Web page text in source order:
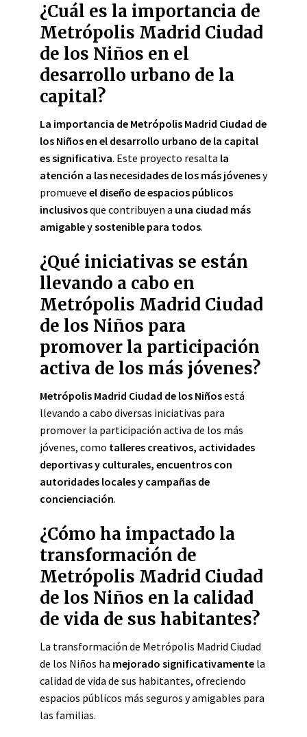
¿Cuál es la importancia de
Metrópolis Madrid Ciudad
de los Niños en el
desarrollo urbano de la
capital?
La importancia de Metrópolis Madrid Ciudad de
los Niños en el desarrollo urbano de la capital
es significativa. Este proyecto resalta la
atención a las necesidades de los más jóvenesy
promueve el diseño de espacios públicos
inclusivosque contribuyen a una ciudad más
amigable y sostenible para todos.
¿Qué iniciativas se están
llevando a cabo en
Metrópolis Madrid Ciudad
de los Niños para
promover la participación
activa de los más jóvenes?
Metrópolis Madrid Ciudad de los Niñosestá
llevando a cabo diversas iniciativas para
promover la participación activa de los más
jóvenes, como talleres creativos, actividades
deportivas y culturales, encuentros con
autoridades locales y campañas de
concienciación.
¿Cómo ha impactado la
transformación de
Metrópolis Madrid Ciudad
de los Niños en la calidad
de vida de sus habitantes?
La transformación de Metrópolis Madrid Ciudad
de los Niños ha mejorado significativamente la
calidad de vida de sus habitantes, ofreciendo
espacios públicos más seguros y amigables para
las familias.